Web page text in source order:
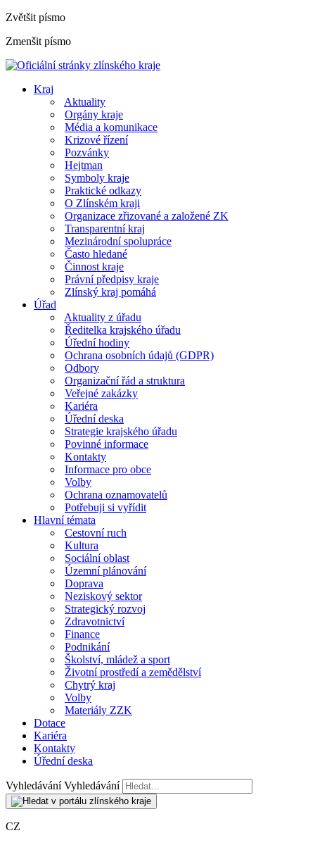
Zvětšit písmo
Zmenšit písmo
Kraj
Aktuality
Orgány kraje
Média a komunikace
Krizové řízení
Pozvánky
Hejtman
Symboly kraje
Praktické odkazy
O Zlínském kraji
Organizace zřizované a založené ZK
Transparentní kraj
Mezinárodní spolupráce
Často hledané
Činnost kraje
Právní předpisy kraje
Zlínský kraj pomáhá
Úřad
Aktuality z úřadu
Ředitelka krajského úřadu
Úřední hodiny
Ochrana osobních údajů (GDPR)
Odbory
Organizační řád a struktura
Veřejné zakázky
Kariéra
Úřední deska
Strategie krajského úřadu
Povinné informace
Kontakty
Informace pro obce
Volby
Ochrana oznamovatelů
Potřebuji si vyřídit
Hlavní témata
Cestovní ruch
Kultura
Sociální oblast
Územní plánování
Doprava
Neziskový sektor
Strategický rozvoj
Zdravotnictví
Finance
Podnikání
Školství, mládež a sport
Životní prostředí a zemědělství
Chytrý kraj
Volby
Materiály ZZK
Dotace
Kariéra
Kontakty
Úřední deska
Vyhledávání Vyhledávání
CZ